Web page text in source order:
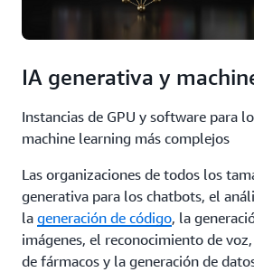
IA generativa y
Instancias de GPU y software para
machine learning más complejos
Las organizaciones de todos los
generativa para los chatbots, el
la generación de código, la
imágenes, el reconocimiento de
de fármacos y la generación de